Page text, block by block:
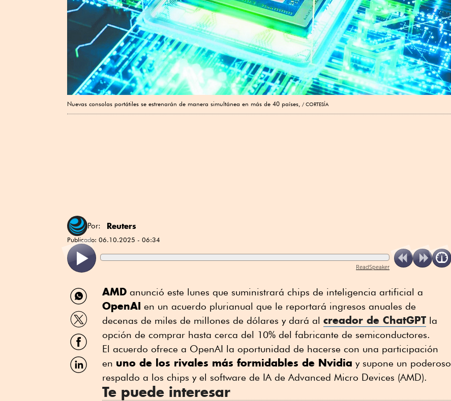
Nuevas consolas portátiles se estrenarán de manera simultánea en más de 40 países, CORTESÍA
Por: Reuters
Publicado: 06.10.2025 - 06:34
ReadSpeaker
Compartir
por
WhatsApp
Compartir
por
Twitter
Compartir
por
Facebook
Compartir
por
AMD anunció este lunes que suministrará chips de inteligencia artificial a
OpenAI en un acuerdo plurianual que le reportará ingresos anuales de
decenas de miles de millones de dólares y dará al creador de ChatGPT la
opción de comprar hasta cerca del 10% del fabricante de semiconductores.
El acuerdo ofrece a OpenAI la oportunidad de hacerse con una participación
en uno de los rivales más formidables de Nvidia y supone un poderoso
respaldo a los chips y el software de IA de Advanced Micro Devices (AMD).
Te puede interesar